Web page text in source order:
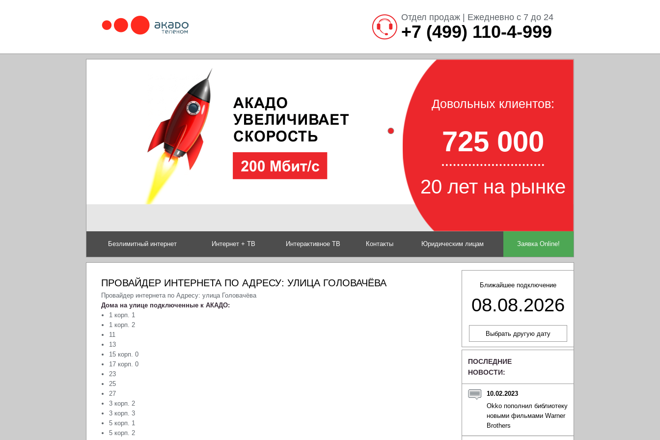
Отдел продаж | Ежедневно с 7 до 24
+7 (499) 110-4-999
Довольных клиентов:
725 000
20 лет на рынке
Безлимитный интернет Интернет + ТВ Интерактивное ТВ Контакты Юридическим лицам Заявка Online!
Ближайшее подключение
08.08.2026
ПОСЛЕДНИЕ
НОВОСТИ:
10.02.2023
Okko пополнил библиотеку
новыми фильмами Warner
Brothers
ПРОВАЙДЕР ИНТЕРНЕТА ПО АДРЕСУ: УЛИЦА ГОЛОВАЧЁВА
Провайдер интернета по Адресу: улица Головачёва
Дома на улице подключенные к АКАДО:
1 корп. 1
1 корп. 2
11
13
15 корп. 0
17 корп. 0
23
25
27
3 корп. 2
3 корп. 3
5 корп. 1
5 корп. 2